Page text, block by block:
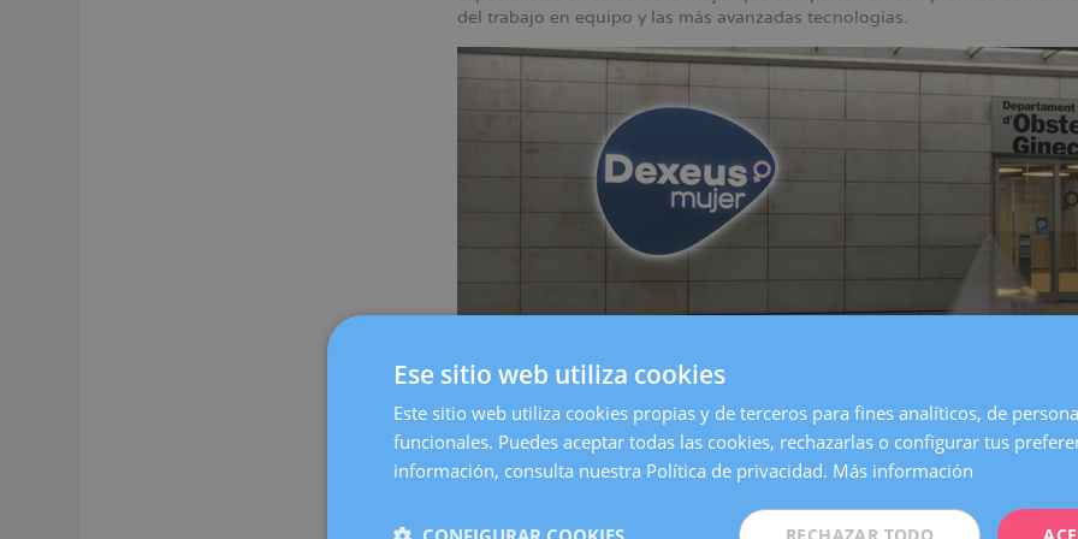
del trabajo en equipo y las más avanzadas tecnologías.
Nuestro centro deBarcelona, es una de las clínicas más grandes y
espacio con todos los servicios necesarios para atender cualquier
En Dexeus Mujer queremos estar aún más cerca de nuestras pacientes.
Ese sitio web utiliza cookies
Este sitio web utiliza cookies propias y de terceros para fines analíticos, de
funcionales. Puedes aceptar todas las cookies, rechazarlas o configurar tus
información, consulta nuestra Política de privacidad. Más información
RECHAZAR TODO